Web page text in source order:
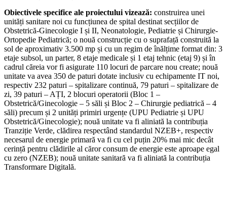
Obiectivele specifice ale proiectului vizează: construirea unei
unități sanitare noi cu funcțiunea de spital destinat secțiilor de
Obstetrică-Ginecologie I și II, Neonatologie, Pediatrie și Chirurgie-
Ortopedie Pediatrică; o nouă construcție cu o suprafață construită la
sol de aproximativ 3.500 mp și cu un regim de înălțime format din: 3
etaje subsol, un parter, 8 etaje medicale și 1 etaj tehnic (etaj 9) și în
cadrul căreia vor fi asigurate 110 locuri de parcare nou create; nouă
unitate va avea 350 de paturi dotate inclusiv cu echipamente IT noi,
respectiv 232 paturi – spitalizare continuă, 79 paturi – spitalizare de
zi, 39 paturi – AȚI, 2 blocuri operatorii (Bloc 1 –
Obstetrică/Ginecologie – 5 săli și Bloc 2 – Chirurgie pediatrică – 4
săli) precum și 2 unități primiri urgențe (UPU Pediatrie și UPU
Obstetrică/Ginecologie); nouă unitate va fi aliniată la contribuția
Tranziție Verde, clădirea respectând standardul NZEB+, respectiv
necesarul de energie primară va fi cu cel puțin 20% mai mic decât
cerință pentru clădirile al căror consum de energie este aproape egal
cu zero (NZEB); nouă unitate sanitară va fi aliniată la contribuția
Transformare Digitală.